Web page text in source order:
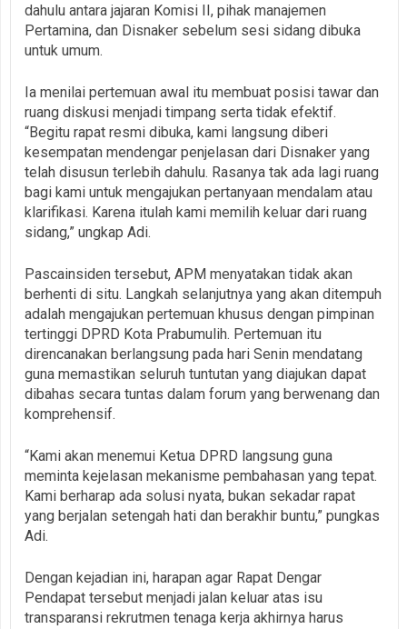
dahulu antara jajaran Komisi II, pihak manajemen
Pertamina, dan Disnaker sebelum sesi sidang dibuka
untuk umum.
Ia menilai pertemuan awal itu membuat posisi tawar dan
ruang diskusi menjadi timpang serta tidak efektif.
“Begitu rapat resmi dibuka, kami langsung diberi
kesempatan mendengar penjelasan dari Disnaker yang
telah disusun terlebih dahulu. Rasanya tak ada lagi ruang
bagi kami untuk mengajukan pertanyaan mendalam atau
klarifikasi. Karena itulah kami memilih keluar dari ruang
sidang,” ungkap Adi.
Pascainsiden tersebut, APM menyatakan tidak akan
berhenti di situ. Langkah selanjutnya yang akan ditempuh
adalah mengajukan pertemuan khusus dengan pimpinan
tertinggi DPRD Kota Prabumulih. Pertemuan itu
direncanakan berlangsung pada hari Senin mendatang
guna memastikan seluruh tuntutan yang diajukan dapat
dibahas secara tuntas dalam forum yang berwenang dan
komprehensif.
“Kami akan menemui Ketua DPRD langsung guna
meminta kejelasan mekanisme pembahasan yang tepat.
Kami berharap ada solusi nyata, bukan sekadar rapat
yang berjalan setengah hati dan berakhir buntu,” pungkas
Adi.
Dengan kejadian ini, harapan agar Rapat Dengar
Pendapat tersebut menjadi jalan keluar atas isu
transparansi rekrutmen tenaga kerja akhirnya harus